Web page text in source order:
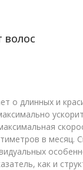
волос
о длинных и
в месяц.
как и